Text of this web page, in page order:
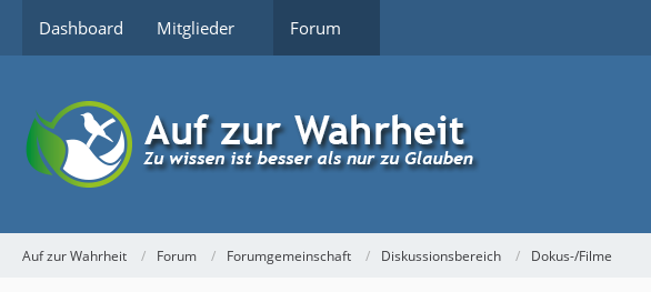
Dashboard Mitglieder Forum
Auf zur Wahrheit Forum Forumgemeinschaft Diskussionsbereich Dokus-/Filme